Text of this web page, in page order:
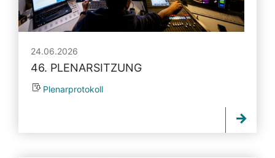
24.06.2026
46. PLENARSITZUNG
Plenarprotokoll